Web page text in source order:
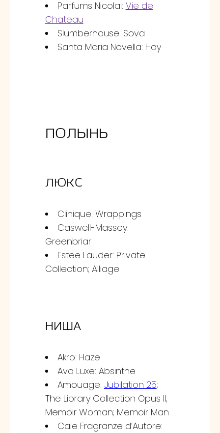
Parfums Nicolai: Vie de
Chateau
Slumberhouse: Sova
Santa Maria Novella: Hay
Полынь
ЛЮКС
Clinique: Wrappings
Caswell-Massey:
Greenbriar
Estee Lauder: Private
Collection; Alliage
НИША
Akro: Haze
Ava Luxe: Absinthe
Amouage: Jubilation 25;
The Library Collection Opus II;
Memoir Woman; Memoir Man
Cale Fragranze d’Autore: